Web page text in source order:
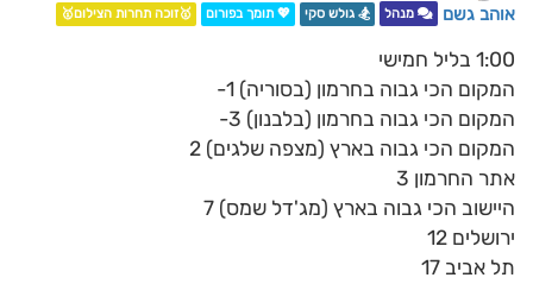
אוהב גשם מנהל 🏂 גולש סקי 💖 תומך בפורום 🥇זוכה תחרות הצילום🥇
1:00 בליל חמישי
המקום הכי גבוה בחרמון (בסוריה) 1-
המקום הכי גבוה בחרמון (בלבנון) 3-
המקום הכי גבוה בארץ (מצפה שלגים) 2
אתר החרמון 3
היישוב הכי גבוה בארץ (מג'דל שמס) 7
ירושלים 12
תל אביב 17